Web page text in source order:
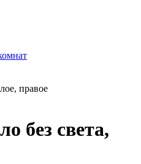
правое
без света,